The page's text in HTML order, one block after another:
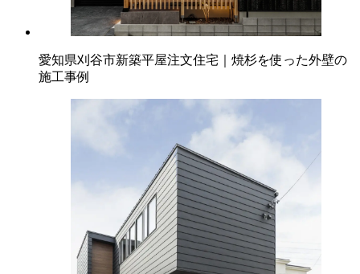
愛知県刈谷市新築平屋注文住宅｜焼杉を使った外壁の
施工事例